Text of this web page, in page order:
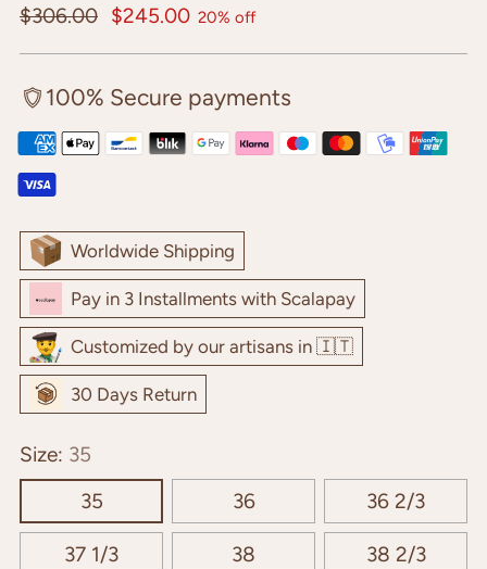
Regular
$306.00 $245.00 20% off
100% Secure payments
Worldwide Shipping
Pay in 3 Installments with Scalapay
Customized by our artisans in 🇮🇹
30 Days Return
Size: 35
35
36 36 2/3
37 1/3 38 38 2/3